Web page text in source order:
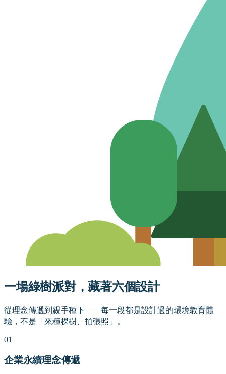
一場綠樹派對，藏著六個設計
從理念傳遞到親手種下——每一段都是設計過的環境教育體
驗，不是「來種棵樹、拍張照」。
01
企業永續理念傳遞